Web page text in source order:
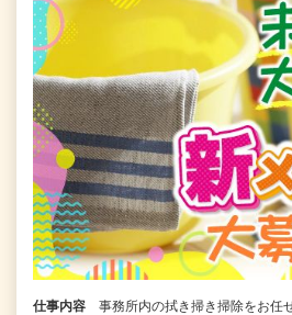
仕事内容
事務所内の拭き掃き掃除をお任